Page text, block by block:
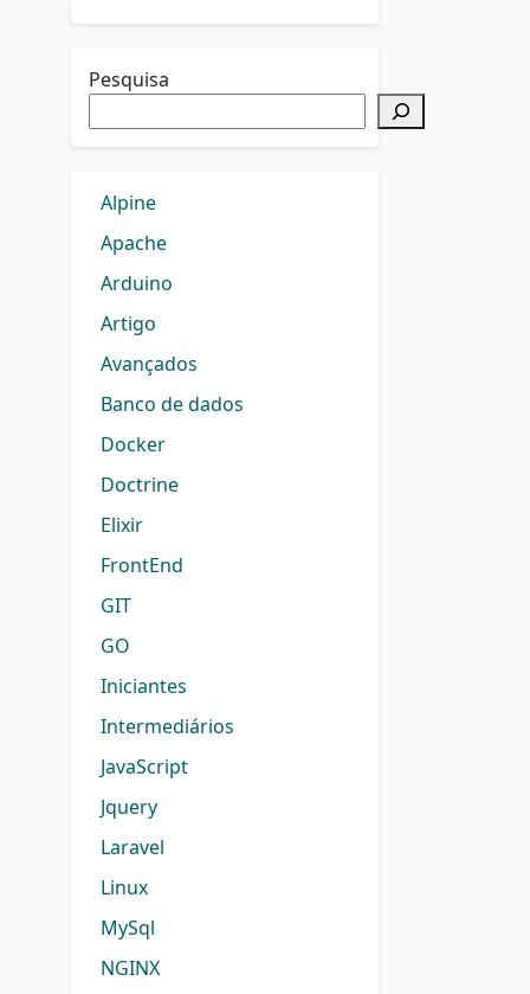
Pesquisa
Alpine
Apache
Arduino
Artigo
Avançados
Banco de dados
Docker
Doctrine
Elixir
FrontEnd
GIT
GO
Iniciantes
Intermediários
JavaScript
Jquery
Laravel
Linux
MySql
NGINX